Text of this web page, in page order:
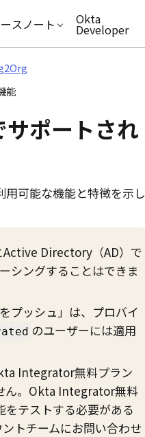
スノート Okta
Developer
能
ポートされ
可能な機能と特徴を示し
Active Directory（AD）で
シングすることはできま
プッシュ」は、プロバイ
のユーザーには適用
Integrator無料プラン
ん。Okta Integrator無料
テストする必要がある
トチームにお問い合わせ